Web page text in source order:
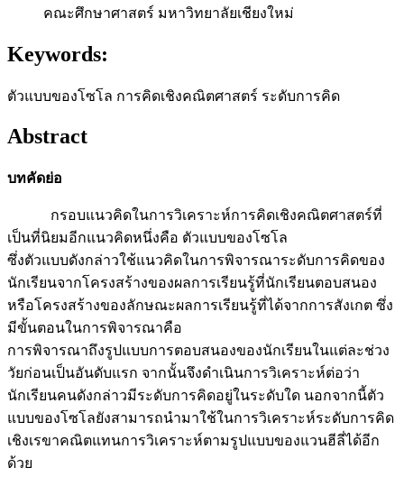
คณะศึกษาศาสตร์ มหาวิทยาลัยเชียงใหม่
Keywords:
ตัวแบบของโซโล การคิดเชิงคณิตศาสตร์ ระดับการคิด
Abstract
บทคัดย่อ
กรอบแนวคิดในการวิเคราะห์การคิดเชิงคณิตศาสตร์ที่
เป็นที่นิยมอีกแนวคิดหนึ่งคือ ตัวแบบของโซโล
ซึ่งตัวแบบดังกล่าวใช้แนวคิดในการพิจารณาระดับการคิดของ
นักเรียนจากโครงสร้างของผลการเรียนรู้ที่นักเรียนตอบสนอง
หรือโครงสร้างของลักษณะผลการเรียนรู้ที่ได้จากการสังเกต ซึ่ง
มีขั้นตอนในการพิจารณาคือ
การพิจารณาถึงรูปแบบการตอบสนองของนักเรียนในแต่ละช่วง
วัยก่อนเป็นอันดับแรก จากนั้นจึงดำเนินการวิเคราะห์ต่อว่า
นักเรียนคนดังกล่าวมีระดับการคิดอยู่ในระดับใด นอกจากนี้ตัว
แบบของโซโลยังสามารถนำมาใช้ในการวิเคราะห์ระดับการคิด
เชิงเรขาคณิตแทนการวิเคราะห์ตามรูปแบบของแวนฮีลี่ได้อีก
ด้วย